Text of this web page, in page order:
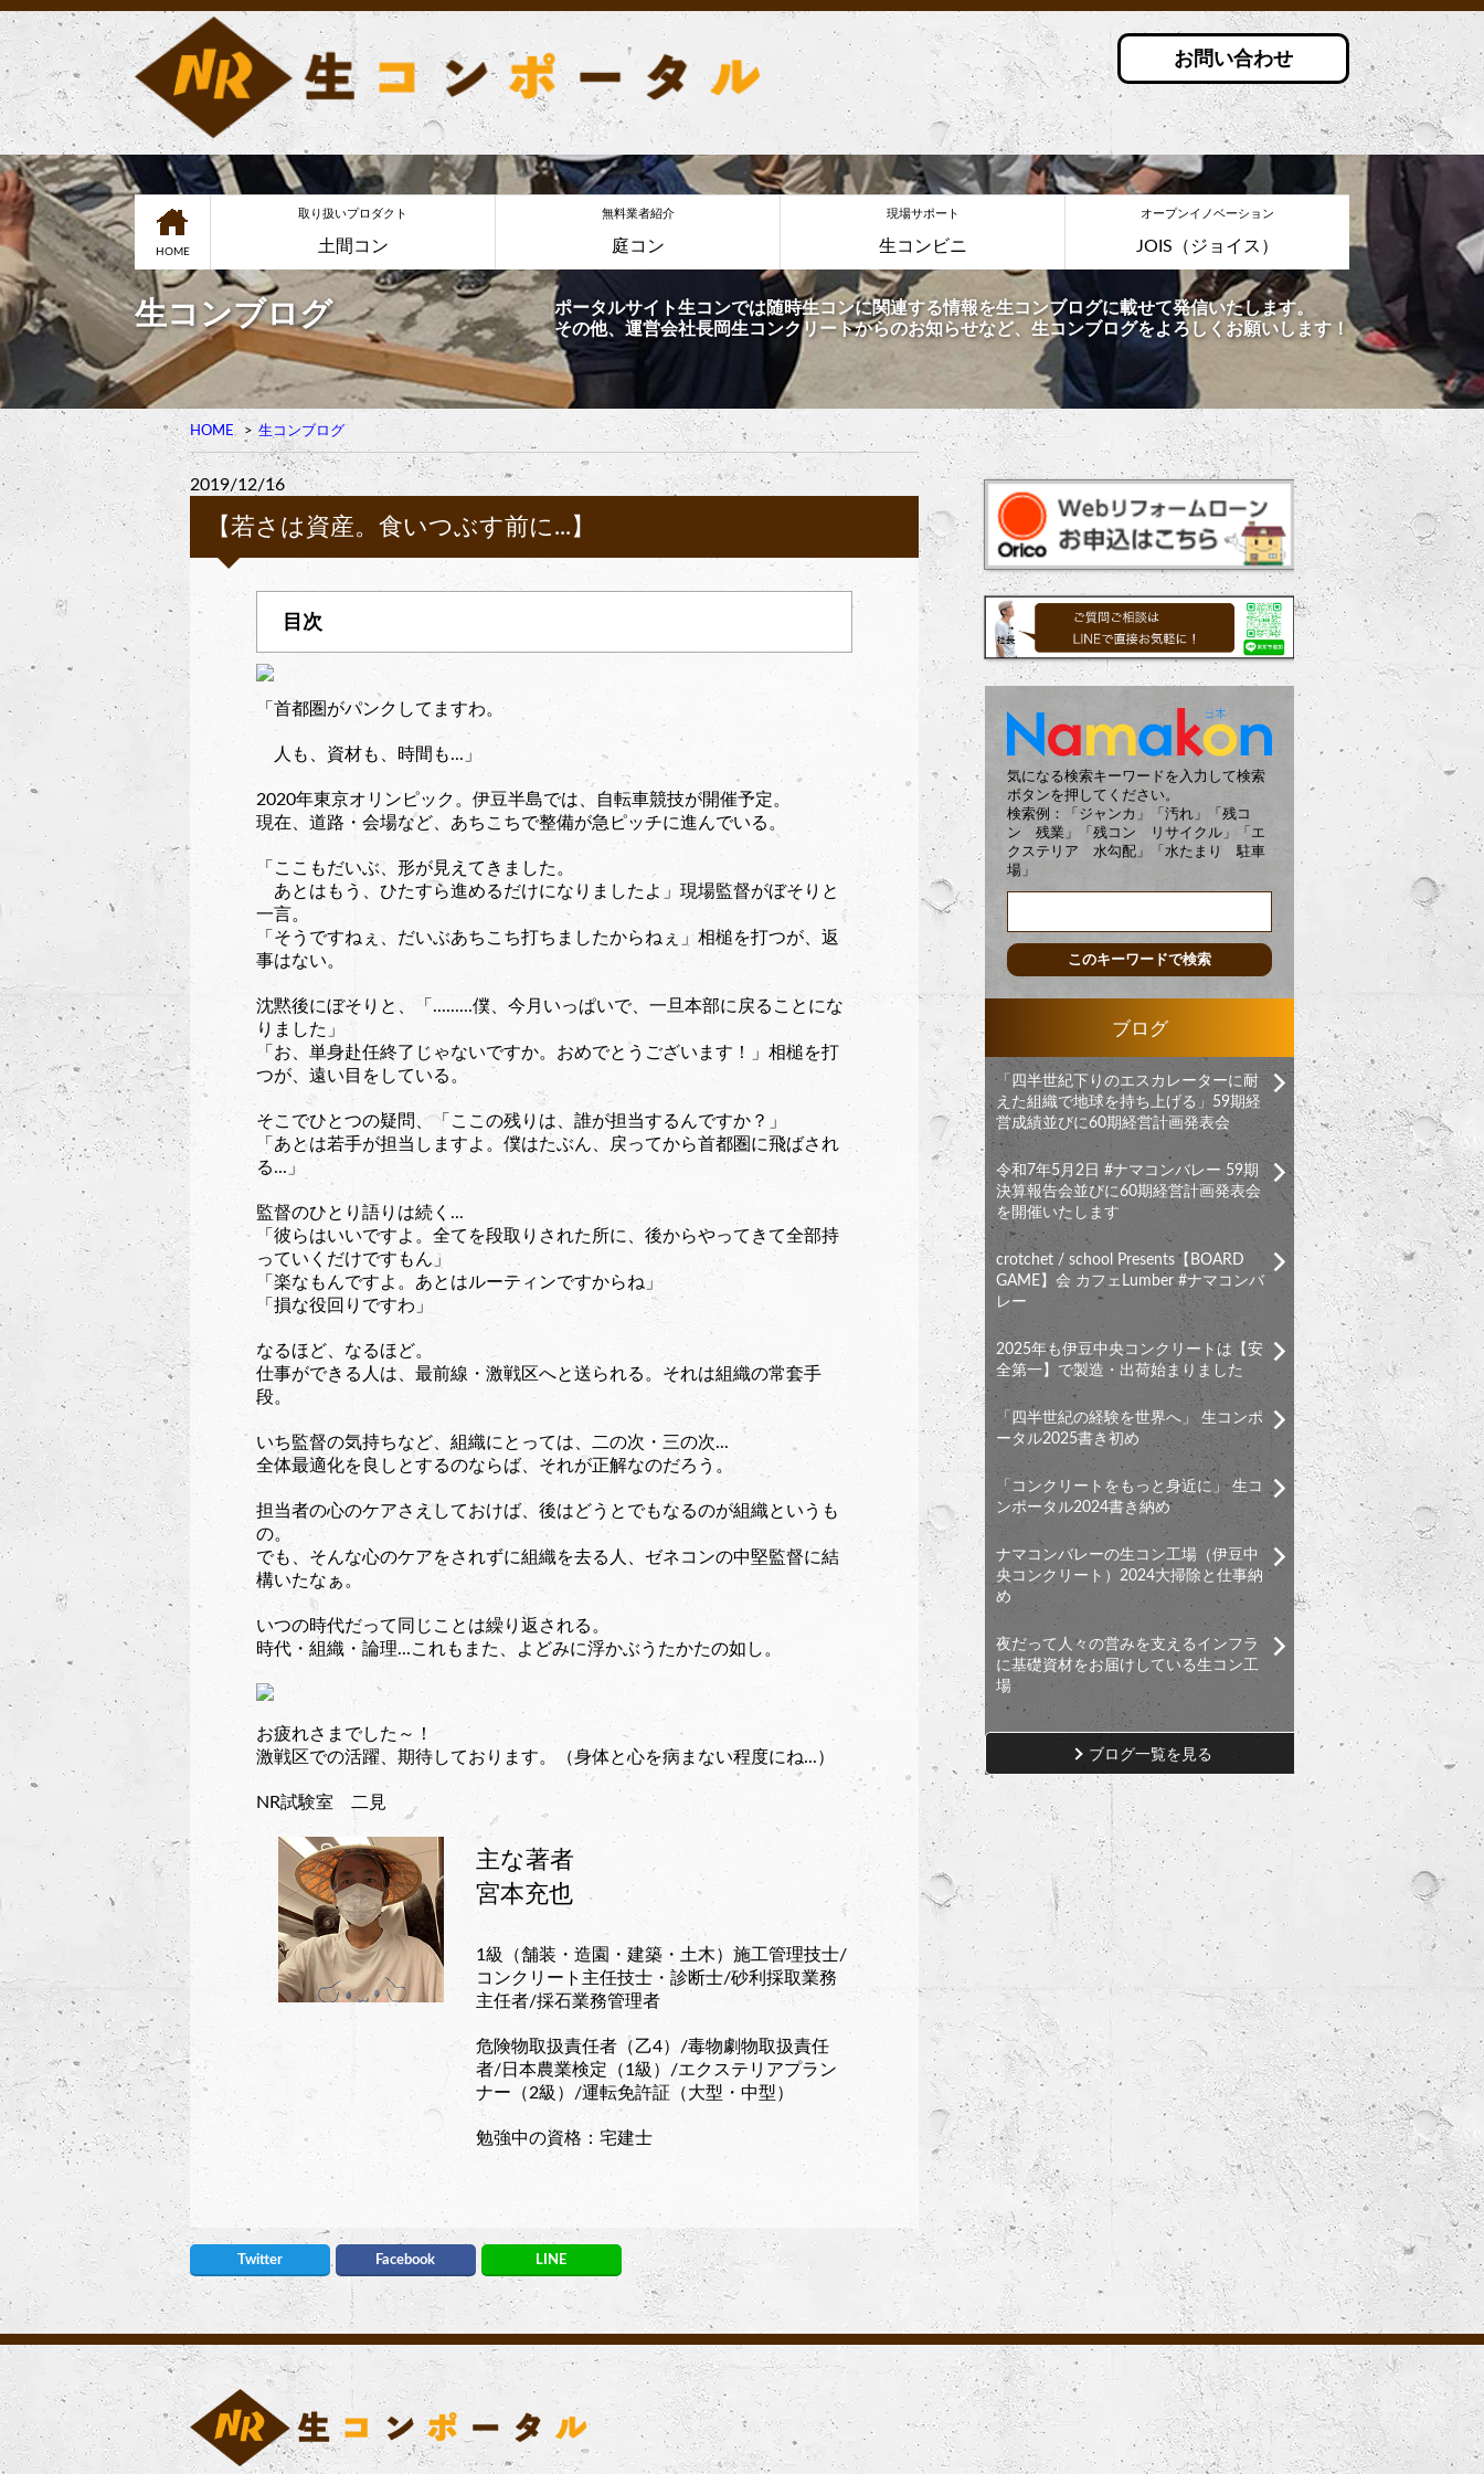
お問い合わせ
HOME
取り扱いプロダクト
土間コン
無料業者紹介
庭コン
現場サポート
生コンビニ
オープンイノベーション
JOIS（ジョイス）
生コンブログ
ポータルサイト生コンでは随時生コンに関連する情報を生コンブログに載せて発信いたします。
その他、運営会社長岡生コンクリートからのお知らせなど、生コンブログをよろしくお願いします！
HOME 生コンブログ
2019/12/16
【若さは資産。食いつぶす前に...】
「首都圏がパンクしてますわ。
人も、資材も、時間も...」
2020年東京オリンピック。伊豆半島では、自転車競技が開催予定。
現在、道路・会場など、あちこちで整備が急ピッチに進んでいる。
「ここもだいぶ、形が見えてきました。
あとはもう、ひたすら進めるだけになりましたよ」現場監督がぼそりと
一言。
「そうですねぇ、だいぶあちこち打ちましたからねぇ」相槌を打つが、返
事はない。
沈黙後にぼそりと、「.........僕、今月いっぱいで、一旦本部に戻ることにな
りました」
「お、単身赴任終了じゃないですか。おめでとうございます！」相槌を打
つが、遠い目をしている。
そこでひとつの疑問、「ここの残りは、誰が担当するんですか？」
「あとは若手が担当しますよ。僕はたぶん、戻ってから首都圏に飛ばされ
る...」
監督のひとり語りは続く...
「彼らはいいですよ。全てを段取りされた所に、後からやってきて全部持
っていくだけですもん」
「楽なもんですよ。あとはルーティンですからね」
「損な役回りですわ」
なるほど、なるほど。
仕事ができる人は、最前線・激戦区へと送られる。それは組織の常套手
段。
いち監督の気持ちなど、組織にとっては、二の次・三の次...
全体最適化を良しとするのならば、それが正解なのだろう。
担当者の心のケアさえしておけば、後はどうとでもなるのが組織というも
の。
でも、そんな心のケアをされずに組織を去る人、ゼネコンの中堅監督に結
構いたなぁ。
いつの時代だって同じことは繰り返される。
時代・組織・論理...これもまた、よどみに浮かぶうたかたの如し。
お疲れさまでした～！
激戦区での活躍、期待しております。（身体と心を病まない程度にね...）
NR試験室 二見
主な著者
宮本充也
1級（舗装・造園・建築・土木）施工管理技士/
コンクリート主任技士・診断士/砂利採取業務
主任者/採石業務管理者
危険物取扱責任者（乙4）/毒物劇物取扱責任
者/日本農業検定（1級）/エクステリアプラン
ナー（2級）/運転免許証（大型・中型）
勉強中の資格：宅建士
Twitter Facebook LINE
気になる検索キーワードを入力して検索
ボタンを押してください。
検索例：「ジャンカ」「汚れ」「残コ
ン 残業」「残コン リサイクル」「エ
クステリア 水勾配」「水たまり 駐車
場」
ブログ
「四半世紀下りのエスカレーターに耐
えた組織で地球を持ち上げる」59期経
営成績並びに60期経営計画発表会
令和7年5月2日 #ナマコンバレー 59期
決算報告会並びに60期経営計画発表会
を開催いたします
crotchet / school Presents【BOARD
GAME】会 カフェLumber #ナマコンバ
レー
2025年も伊豆中央コンクリートは【安
全第一】で製造・出荷始まりました
「四半世紀の経験を世界へ」 生コンポ
ータル2025書き初め
「コンクリートをもっと身近に」 生コ
ンポータル2024書き納め
ナマコンバレーの生コン工場（伊豆中
央コンクリート）2024大掃除と仕事納
め
夜だって人々の営みを支えるインフラ
に基礎資材をお届けしている生コン工
場
ブログ一覧を見る